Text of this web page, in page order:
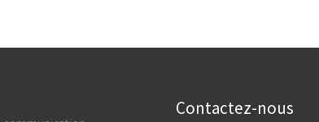
Contactez-nous